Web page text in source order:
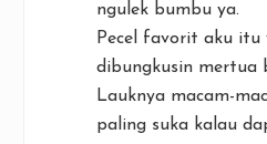
ngulek bumbu ya.
Pecel favorit aku itu
dibungkusin mertua
Lauknya macam-
paling suka kalau